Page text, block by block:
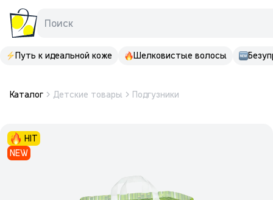
Поиск
Путь к идеальной коже Шелковистые волосы
Каталог Детские товары Подгузники
HIT
NEW